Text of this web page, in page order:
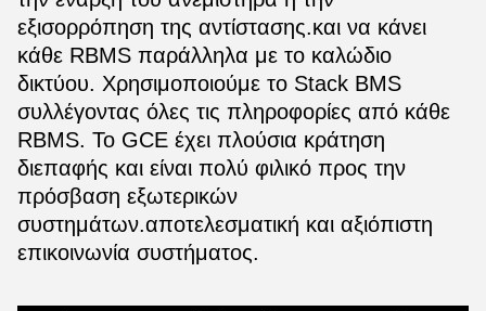
εξισορρόπηση της αντίστασης.και να κάνει
κάθε RBMS παράλληλα με το καλώδιο
δικτύου. Χρησιμοποιούμε το Stack BMS
συλλέγοντας όλες τις πληροφορίες από κάθε
RBMS. Το GCE έχει πλούσια κράτηση
διεπαφής και είναι πολύ φιλικό προς την
πρόσβαση εξωτερικών
συστημάτων.αποτελεσματική και αξιόπιστη
επικοινωνία συστήματος.